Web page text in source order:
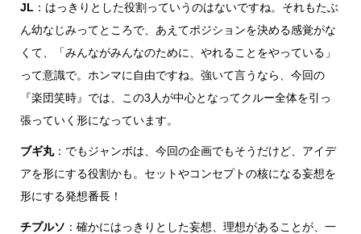
の文
化
ること
立ったら
行動
するよう
ザインを
筋トレ
JL ：はっきりとした役割っていうのはないですね。それもたぶ
ん幼なじみってところで、あえてポジションを決める感覚がな
くて、「みんながみんなのために、やれることをやっている」
って意識で。ホンマに自由ですね。強いて言うなら、今回の
『楽団笑時』では、この3人が中心となってクルー全体を引っ
張っていく形になっています。
ブギ丸：でもジャンボは、今回の企画でもそうだけど、アイデ
アを形にする役割かも。セットやコンセプトの核になる妄想を
形にする発想番長！
チプルソ ：確かにはっきりとした妄想、理想があることが、一